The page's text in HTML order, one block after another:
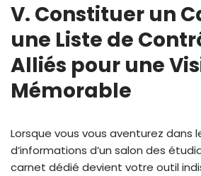
V. Constituer un
une Liste de
Alliés pour une
Mémorable
Lorsque vous vous aventurez dans
d’informations d’un salon des
carnet dédié devient votre outil